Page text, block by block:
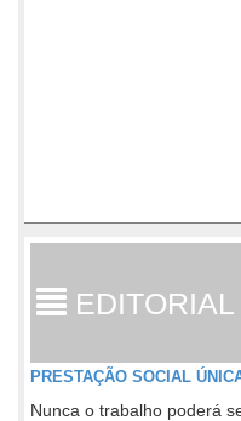
EDITORIAL
PRESTAÇÃO SOCIAL
Nunca o trabalho poderá